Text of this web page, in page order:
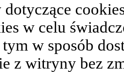
dotyczące
w celu
w sposób
z witryny bez